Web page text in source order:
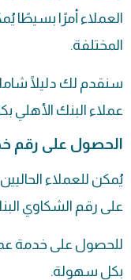
العملاء أمرًا بسيطًا
المختلفة.
سنقدم لك دليلًا
عملاء البنك
الحصول على رقم
يُمكن للعملاء
على رقم الشكاوي
للحصول على خدمة
بكل سهولة.